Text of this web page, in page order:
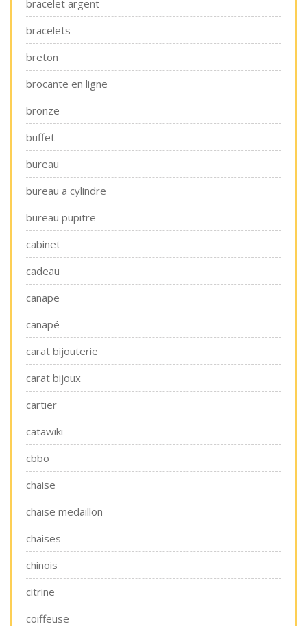
bracelet argent
bracelets
breton
brocante en ligne
bronze
buffet
bureau
bureau a cylindre
bureau pupitre
cabinet
cadeau
canape
canapé
carat bijouterie
carat bijoux
cartier
catawiki
cbbo
chaise
chaise medaillon
chaises
chinois
citrine
coiffeuse